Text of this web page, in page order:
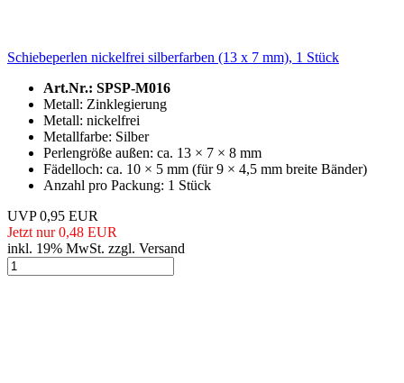
Schiebeperlen nickelfrei silberfarben (13 x 7 mm), 1 Stück
Art.Nr.: SPSP-M016
Metall: Zinklegierung
Metall: nickelfrei
Metallfarbe: Silber
Perlengröße außen: ca. 13 × 7 × 8 mm
Fädelloch: ca. 10 × 5 mm (für 9 × 4,5 mm breite Bänder)
Anzahl pro Packung: 1 Stück
UVP 0,95 EUR
Jetzt nur 0,48 EUR
inkl. 19% MwSt. zzgl. Versand